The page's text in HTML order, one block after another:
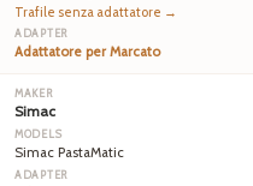
Trafile senza adattatore →
Adattatore per Marcato
Simac
Simac PastaMatic